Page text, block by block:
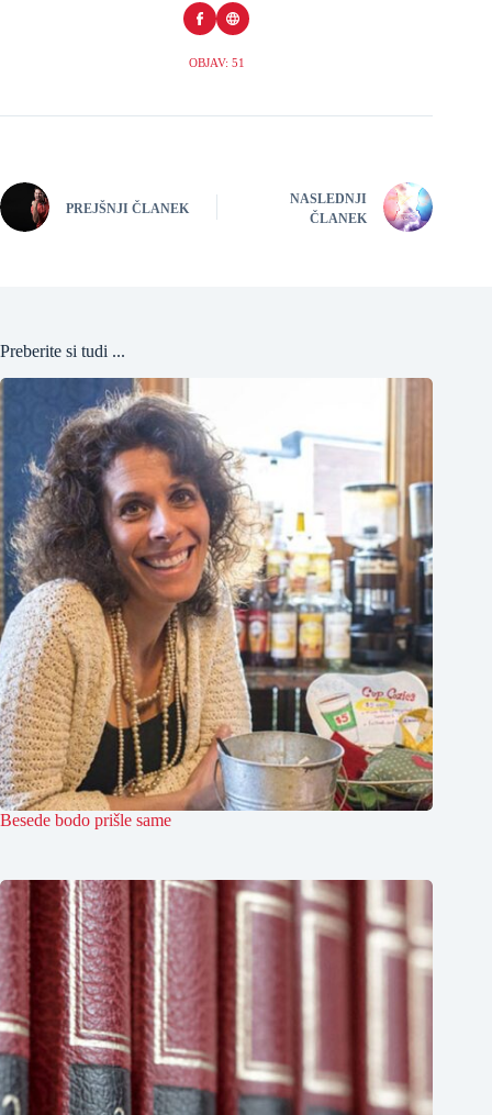
OBJAV: 51
PREJŠNJI ČLANEK
NASLEDNJI
ČLANEK
Preberite si tudi ...
Besede bodo prišle same